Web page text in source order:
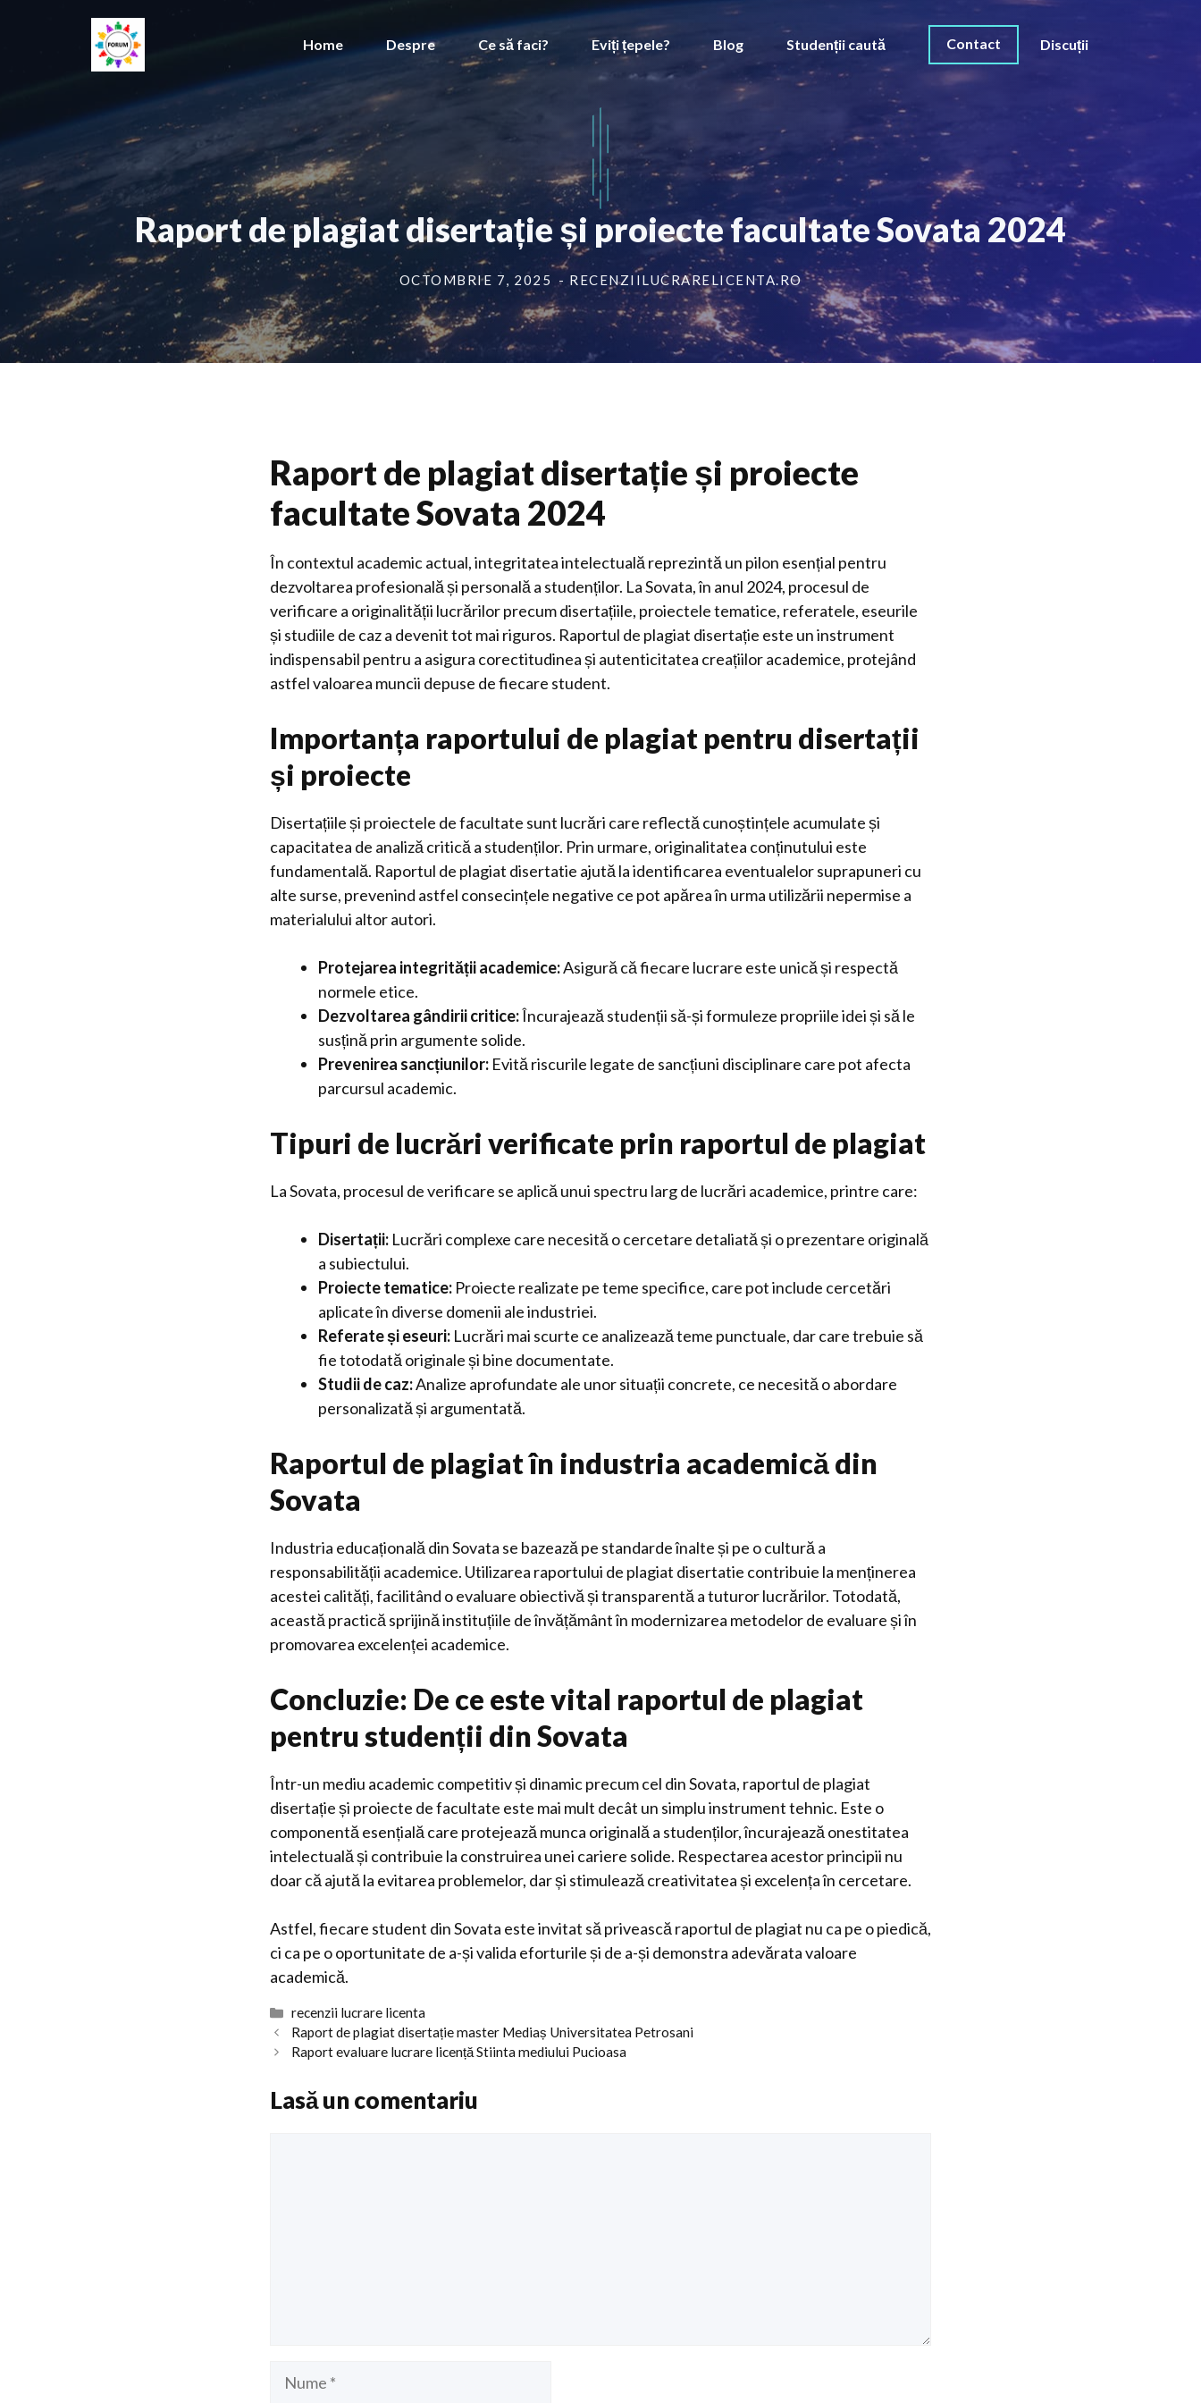
Home Despre Ce să faci? Eviți țepele? Blog Studenții caută Contact Discuții
Raport de plagiat disertație și proiecte facultate Sovata 2024
OCTOMBRIE 7, 2025 - RECENZIILUCRARELICENTA.RO
Raport de plagiat disertație și proiecte
facultate Sovata 2024
În contextul academic actual, integritatea intelectuală reprezintă un pilon esențial pentru
dezvoltarea profesională și personală a studenților. La Sovata, în anul 2024, procesul de
verificare a originalității lucrărilor precum disertațiile, proiectele tematice, referatele, eseurile
și studiile de caz a devenit tot mai riguros. Raportul de plagiat disertație este un instrument
indispensabil pentru a asigura corectitudinea și autenticitatea creațiilor academice, protejând
astfel valoarea muncii depuse de fiecare student.
Importanța raportului de plagiat pentru disertații
și proiecte
Disertațiile și proiectele de facultate sunt lucrări care reflectă cunoștințele acumulate și
capacitatea de analiză critică a studenților. Prin urmare, originalitatea conținutului este
fundamentală. Raportul de plagiat disertatie ajută la identificarea eventualelor suprapuneri cu
alte surse, prevenind astfel consecințele negative ce pot apărea în urma utilizării nepermise a
materialului altor autori.
Protejarea integrității academice:Asigură că fiecare lucrare este unică și respectă
normele etice.
Dezvoltarea gândirii critice:Încurajează studenții să-și formuleze propriile idei și să le
susțină prin argumente solide.
Prevenirea sancțiunilor: Evită riscurile legate de sancțiuni disciplinare care pot afecta
parcursul academic.
Tipuri de lucrări verificate prin raportul de plagiat
La Sovata, procesul de verificare se aplică unui spectru larg de lucrări academice, printre care:
Disertații: Lucrări complexe care necesită o cercetare detaliată și o prezentare originală
a subiectului.
Proiecte tematice: Proiecte realizate pe teme specifice, care pot include cercetări
aplicate în diverse domenii ale industriei.
Referate și eseuri: Lucrări mai scurte ce analizează teme punctuale, dar care trebuie să
fie totodată originale și bine documentate.
Studii de caz:Analize aprofundate ale unor situații concrete, ce necesită o abordare
personalizată și argumentată.
Raportul de plagiat în industria academică din
Sovata
Industria educațională din Sovata se bazează pe standarde înalte și pe o cultură a
responsabilității academice. Utilizarea raportului de plagiat disertatie contribuie la menținerea
acestei calități, facilitând o evaluare obiectivă și transparentă a tuturor lucrărilor. Totodată,
această practică sprijină instituțiile de învățământ în modernizarea metodelor de evaluare și în
promovarea excelenței academice.
Concluzie: De ce este vital raportul de plagiat
pentru studenții din Sovata
Într-un mediu academic competitiv și dinamic precum cel din Sovata, raportul de plagiat
disertație și proiecte de facultate este mai mult decât un simplu instrument tehnic. Este o
componentă esențială care protejează munca originală a studenților, încurajează onestitatea
intelectuală și contribuie la construirea unei cariere solide. Respectarea acestor principii nu
doar că ajută la evitarea problemelor, dar și stimulează creativitatea și excelența în cercetare.
Astfel, fiecare student din Sovata este invitat să privească raportul de plagiat nu ca pe o piedică,
ci ca pe o oportunitate de a-și valida eforturile și de a-și demonstra adevărata valoare
academică.
Categorii
recenzii lucrare licenta
Raport de plagiat disertație master Mediaș Universitatea Petrosani
Raport evaluare lucrare licență Stiinta mediului Pucioasa
Lasă un comentariu